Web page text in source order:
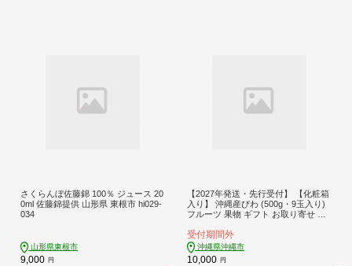
さくらんぼ佐藤錦 100％ ジュース 20
0ml 佐藤錦提供 山形県 東根市 hi029-
034
山形県東根市
9,000 円
【2027年発送・先行受付】 【化粧箱
入り】 沖縄産びわ (500g・9玉入り)
フルーツ 果物 ギフト お取り寄せ 沖
A008]
受付期間外
沖縄県沖縄市
10,000 円